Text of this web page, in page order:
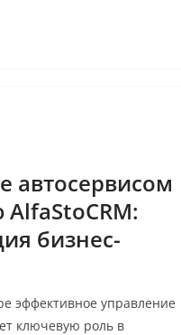
автосервисом
бизнес-
эффективное управление
ключевую роль в